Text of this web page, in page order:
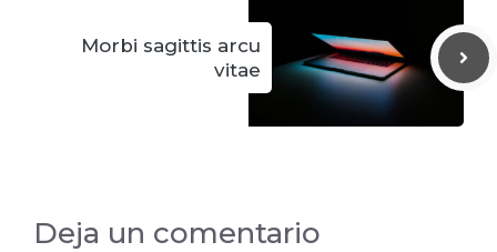
Morbi sagittis arcu
vitae
Deja un comentario